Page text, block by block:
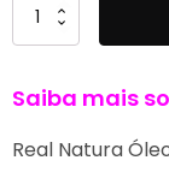
Quantidade
de
Natura
pós
Saiba mais
Real Natura